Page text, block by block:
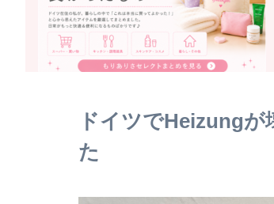
ドイツでHeizung
た